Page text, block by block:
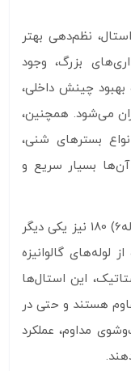
نظم‌دهی بهتر
بزرگ، وجود
چینش داخلی،
می‌شود. همچنین،
بسترهای شنی،
بسیار سریع و
طول عمر بالای فری استال لوله 2 اینچ (لوله6) 180 نیز یکی دیگر
لوله‌های گالوانیزه
این استال‌ها
هستند و حتی در
مداوم، عملکرد